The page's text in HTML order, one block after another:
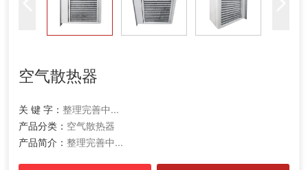
空气散热器
关 键 字： 整理完善中...
产品分类： 空气散热器
产品简介： 整理完善中...